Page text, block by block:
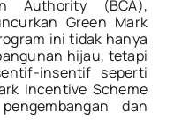
Authority (BCA),
Green Mark
ini tidak hanya
hijau, tetapi
insentif seperti
Incentive Scheme
dan